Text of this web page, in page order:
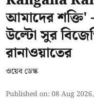
আমাদের শক্তি'
উল্টো সুর
রানাওয়াতের
ওয়েব ডেস্ক
Published on:08 Aug